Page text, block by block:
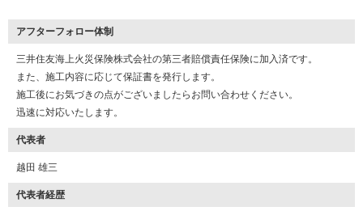
アフターフォロー体制
三井住友海上火災保険株式会社の第三者賠償責任保険に加入済です。
また、施工内容に応じて保証書を発行します。
施工後にお気づきの点がございましたらお問い合わせください。
迅速に対応いたします。
代表者
越田 雄三
代表者経歴